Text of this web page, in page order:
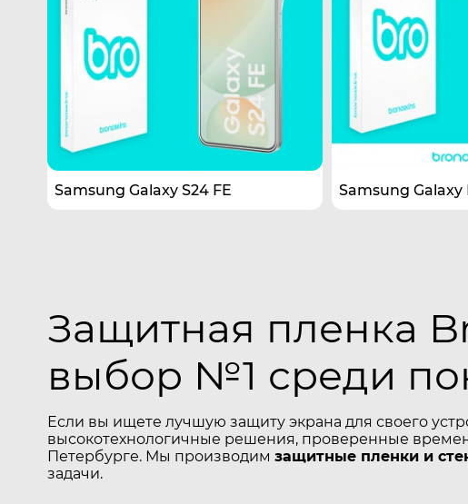
Samsung Galaxy S24 FE Samsung Galaxy
Защитная пленка
выбор №1 среди
Если вы ищете лучшую защиту экрана для своего
высокотехнологичные решения, проверенные
Петербурге. Мы производим защитные пленки и
задачи.